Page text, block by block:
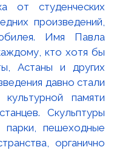
от студенческих
произведений,
Имя Павла
кто хотя бы
Астаны и других
давно стали
памяти
Скульптуры
пешеходные
органично